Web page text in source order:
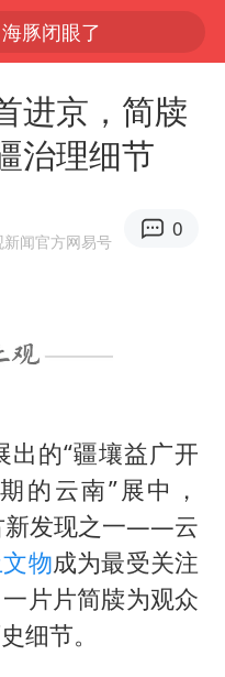
豚闭眼了
“China Cool”火了，老外爱上中国避暑游
香港宏福苑火灾或由烟头引起
《告全体市民书》
3.4级地震
取消艺考
店主称换“青海拉面”招牌后生意更好
上半年国内居民出游人次34.63亿
今年第二强台风将带来多大影响
：零封向鹏不意外
22岁女生独闯南太行失联12天
进京，简牍
治理细节
新闻官方网易号
0
的“疆壤益广开
的云南”展中，
新发现之一——云
物成为最受关注
片片简牍为观众
细节。